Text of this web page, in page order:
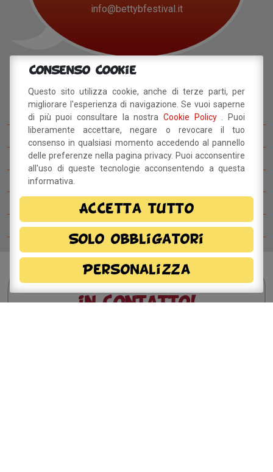
info@bettybfestival.it
Betty B Festival
I concorsi del BettyB Festival
Come arrivare al BettyB Festival
Ospiti del Betty B Festival
Comitato del festival
Sei interessato?Resta
in contatto!
Consenso Cookie
Questo sito utilizza cookie, anche di terze parti, per
migliorare l'esperienza di navigazione. Se vuoi saperne
di più puoi consultare la nostra Cookie Policy
. Puoi
liberamente accettare, negare o revocare il tuo
consenso in qualsiasi momento accedendo al pannello
delle preferenze nella pagina privacy. Puoi acconsentire
all'uso di queste tecnologie acconsentendo a questa
informativa.
Accetta tutto
Solo obbligatori
Personalizza